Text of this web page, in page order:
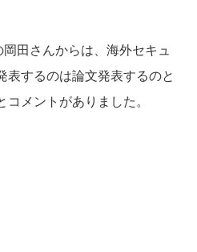
田さんからは、海外セキュ
表するのは論文発表するのと
メントがありました。